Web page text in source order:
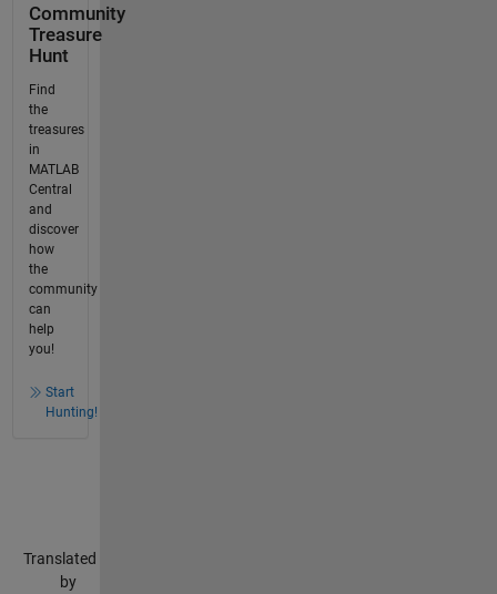
Community
Treasure
Hunt
Find
the
treasures
in
MATLAB
Central
and
discover
how
the
community
can
help
you!
Start
Hunting!
Translated
by